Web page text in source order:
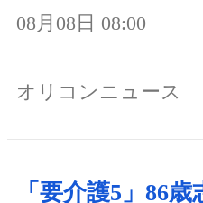
08月08日 08:00
オリコンニュース
「要介護5」86